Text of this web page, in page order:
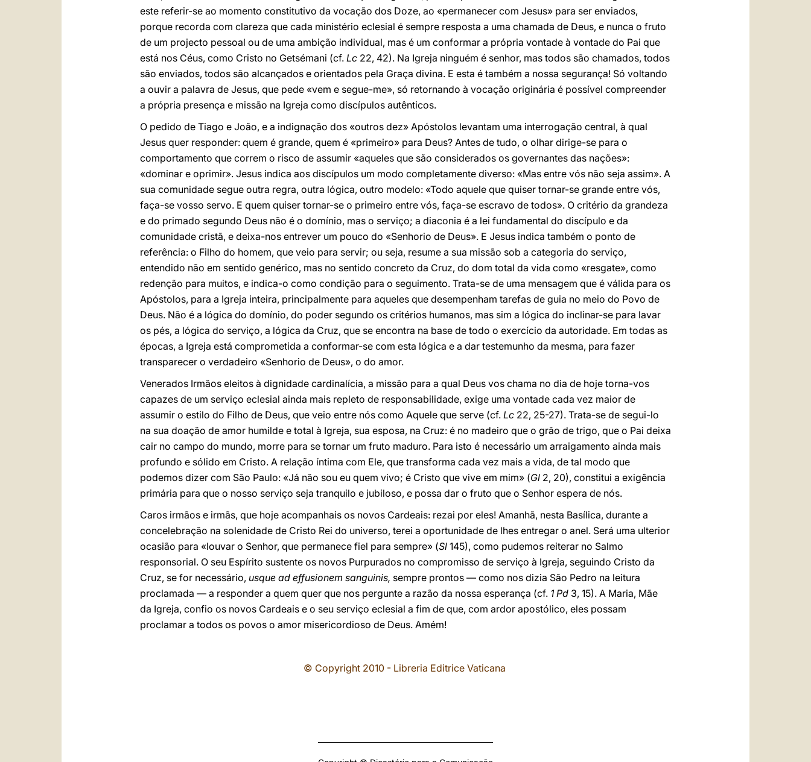
este referir-se ao momento constitutivo da vocação dos Doze, ao «permanecer com Jesus» para ser enviados,
porque recorda com clareza que cada ministério eclesial é sempre resposta a uma chamada de Deus, e nunca o fruto
de um projecto pessoal ou de uma ambição individual, mas é um conformar a própria vontade à vontade do Pai que
está nos Céus, como Cristo no Getsémani (cf. Lc 22, 42). Na Igreja ninguém é senhor, mas todos são chamados, todos
são enviados, todos são alcançados e orientados pela Graça divina. E esta é também a nossa segurança! Só voltando
a ouvir a palavra de Jesus, que pede «vem e segue-me», só retornando à vocação originária é possível compreender
a própria presença e missão na Igreja como discípulos autênticos.
O pedido de Tiago e João, e a indignação dos «outros dez» Apóstolos levantam uma interrogação central, à qual
Jesus quer responder: quem é grande, quem é «primeiro» para Deus? Antes de tudo, o olhar dirige-se para o
comportamento que correm o risco de assumir «aqueles que são considerados os governantes das nações»:
«dominar e oprimir». Jesus indica aos discípulos um modo completamente diverso: «Mas entre vós não seja assim». A
sua comunidade segue outra regra, outra lógica, outro modelo: «Todo aquele que quiser tornar-se grande entre vós,
faça-se vosso servo. E quem quiser tornar-se o primeiro entre vós, faça-se escravo de todos». O critério da grandeza
e do primado segundo Deus não é o domínio, mas o serviço; a diaconia é a lei fundamental do discípulo e da
comunidade cristã, e deixa-nos entrever um pouco do «Senhorio de Deus». E Jesus indica também o ponto de
referência: o Filho do homem, que veio para servir; ou seja, resume a sua missão sob a categoria do serviço,
entendido não em sentido genérico, mas no sentido concreto da Cruz, do dom total da vida como «resgate», como
redenção para muitos, e indica-o como condição para o seguimento. Trata-se de uma mensagem que é válida para os
Apóstolos, para a Igreja inteira, principalmente para aqueles que desempenham tarefas de guia no meio do Povo de
Deus. Não é a lógica do domínio, do poder segundo os critérios humanos, mas sim a lógica do inclinar-se para lavar
os pés, a lógica do serviço, a lógica da Cruz, que se encontra na base de todo o exercício da autoridade. Em todas as
épocas, a Igreja está comprometida a conformar-se com esta lógica e a dar testemunho da mesma, para fazer
transparecer o verdadeiro «Senhorio de Deus», o do amor.
Venerados Irmãos eleitos à dignidade cardinalícia, a missão para a qual Deus vos chama no dia de hoje torna-vos
capazes de um serviço eclesial ainda mais repleto de responsabilidade, exige uma vontade cada vez maior de
assumir o estilo do Filho de Deus, que veio entre nós como Aquele que serve (cf. Lc 22, 25-27). Trata-se de segui-lo
na sua doação de amor humilde e total à Igreja, sua esposa, na Cruz: é no madeiro que o grão de trigo, que o Pai deixa
cair no campo do mundo, morre para se tornar um fruto maduro. Para isto é necessário um arraigamento ainda mais
profundo e sólido em Cristo. A relação íntima com Ele, que transforma cada vez mais a vida, de tal modo que
podemos dizer com São Paulo: «Já não sou eu quem vivo; é Cristo que vive em mim» (Gl 2, 20), constitui a exigência
primária para que o nosso serviço seja tranquilo e jubiloso, e possa dar o fruto que o Senhor espera de nós.
Caros irmãos e irmãs, que hoje acompanhais os novos Cardeais: rezai por eles! Amanhã, nesta Basílica, durante a
concelebração na solenidade de Cristo Rei do universo, terei a oportunidade de lhes entregar o anel. Será uma ulterior
ocasião para «louvar o Senhor, que permanece fiel para sempre» (Sl 145), como pudemos reiterar no Salmo
responsorial. O seu Espírito sustente os novos Purpurados no compromisso de serviço à Igreja, seguindo Cristo da
Cruz, se for necessário, usque ad effusionem sanguinis, sempre prontos — como nos dizia São Pedro na leitura
proclamada — a responder a quem quer que nos pergunte a razão da nossa esperança (cf. 1 Pd 3, 15). A Maria, Mãe
da Igreja, confio os novos Cardeais e o seu serviço eclesial a fim de que, com ardor apostólico, eles possam
proclamar a todos os povos o amor misericordioso de Deus. Amém!
© Copyright 2010 - Libreria Editrice Vaticana